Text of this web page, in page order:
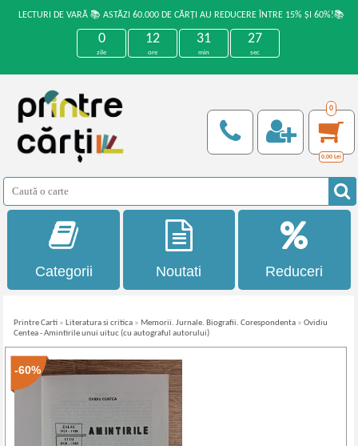
LECTURI DE VARĂ 📚 ASTĂZI 60.000 DE CĂRȚI AU REDUCERE ÎNTRE 15% ȘI 60%!📚
0
zile
12
ore
31
min
26
sec
0
0,00 Lei
Categorii Noutati Reduceri
Printre Carti » Literatura si critica » Memorii. Jurnale. Biografii. Corespondenta »Ovidiu
Centea - Amintirile unui uituc (cu autograful autorului)
-60%